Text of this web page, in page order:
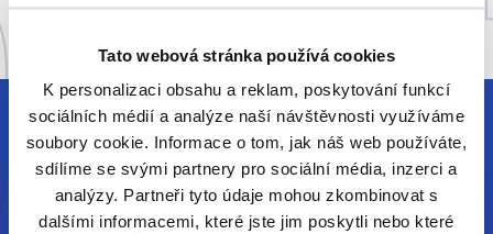
Tato webová stránka používá cookies
K personalizaci obsahu a reklam, poskytování funkcí
sociálních médií a analýze naší návštěvnosti využíváme
soubory cookie. Informace o tom, jak náš web používáte,
sdílíme se svými partnery pro sociální média, inzerci a
analýzy. Partneři tyto údaje mohou zkombinovat s
dalšími informacemi, které jste jim poskytli nebo které
Jsem finanční poradce
Chci každý pátek vzpruhu z finančního
světa e-mailem. Chráníme vaše osobní
údaje.